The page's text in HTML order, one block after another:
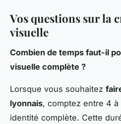
Vos questions sur la
visuelle
Combien de temps faut-il
visuelle complète ?
Lorsque vous souhaitez
lyonnais, comptez entre 4
identité complète. Cette